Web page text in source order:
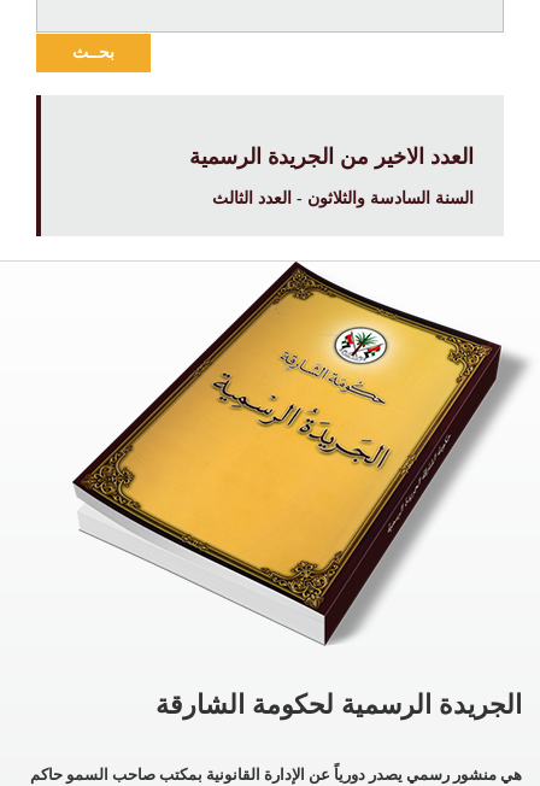
بحــث
العدد الاخير من الجريدة الرسمية
السنة السادسة والثلاثون - العدد الثالث
الجريدة الرسمية لحكومة الشارقة
هي منشور رسمي يصدر دورياً عن الإدارة القانونية بمكتب صاحب السمو حاكم